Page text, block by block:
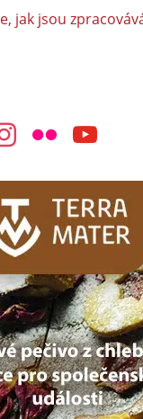
jak jsou
flickr youtube